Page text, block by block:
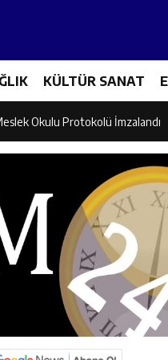
KÜLTÜR SANAT
Okulu Protokolü İmzalandı
Toplantısı